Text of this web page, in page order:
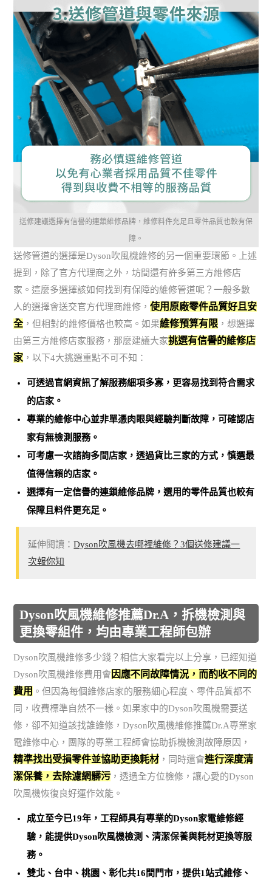
送修建議選擇有信譽的連鎖維修品牌，維修料件充足且零件品質也較有保
障。
送修管道的選擇是Dyson吹風機維修的另一個重要環節。上述
提到，除了官方代理商之外，坊間還有許多第三方維修店
家。這麼多選擇該如何找到有保障的維修管道呢？一般多數
人的選擇會送交官方代理商維修，使用原廠零件品質好且安
全，但相對的維修價格也較高。如果維修預算有限 ，想選擇
由第三方維修店家服務，那麼建議大家挑選有信譽的維修店
家 ，以下4大挑選重點不可不知：
可透過官網資訊了解服務細項多寡，更容易找到符合需求
的店家。
專業的維修中心並非單憑肉眼與經驗判斷故障，可確認店
家有無檢測服務。
可考慮一次諮詢多間店家，透過貨比三家的方式，慎選最
值得信賴的店家。
選擇有一定信譽的連鎖維修品牌，選用的零件品質也較有
保障且料件更充足。
延伸閱讀：Dyson吹風機去哪裡維修？3個送修建議一
次報你知
Dyson吹風機維修推薦Dr.A，拆機檢測與
更換零組件，均由專業工程師包辦
Dyson吹風機維修多少錢？相信大家看完以上分享，已經知道
Dyson吹風機維修費用會因應不同故障情況，而酌收不同的
費用 。但因為每個維修店家的服務細心程度、零件品質都不
同，收費標準自然不一樣。如果家中的Dyson吹風機需要送
修，卻不知道該找誰維修，Dyson吹風機維修推薦Dr.A專業家
電維修中心，團隊的專業工程師會協助拆機檢測故障原因，
精準找出受損零件並協助更換耗材 ，同時還會進行深度清
潔保養，去除濾網髒污 ，透過全方位檢修，讓心愛的Dyson
吹風機恢復良好運作效能。
成立至今已19年，工程師具有專業的Dyson家電維修經
驗，能提供Dyson吹風機檢測、清潔保養與耗材更換等服
務。
雙北、台中、桃園、彰化共16間門市，提供1站式維修、